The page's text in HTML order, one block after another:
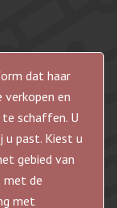
dat haar
en
schaffen. U
u past. Kiest u
gebied van
met de
met